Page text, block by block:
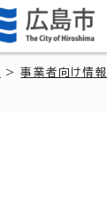
>事業者向け情報